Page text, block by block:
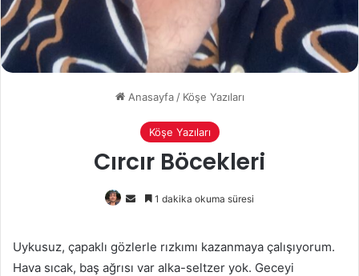
Anasayfa / Köşe Yazıları
Köşe Yazıları
Cırcır Böcekleri
Bir
göndermek
1 dakika okuma süresi
Uykusuz, çapaklı gözlerle rızkımı kazanmaya çalışıyorum.
Hava sıcak, baş ağrısı var alka-seltzer yok. Geceyi